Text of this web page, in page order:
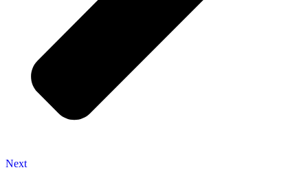
Next